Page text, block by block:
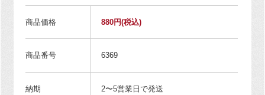
商品価格 880円(税込)
商品番号 6369
納期 2〜5営業日で発送